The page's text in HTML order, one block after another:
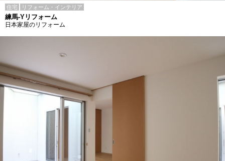
住宅 リフォーム・インテリア
練馬-Yリフォーム
日本家屋のリフォーム